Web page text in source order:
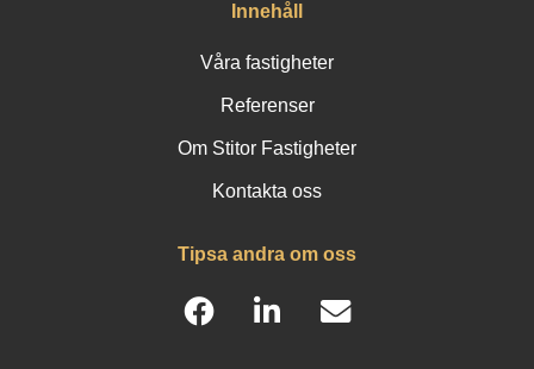
Innehåll
Våra fastigheter
Referenser
Om Stitor Fastigheter
Kontakta oss
Tipsa andra om oss